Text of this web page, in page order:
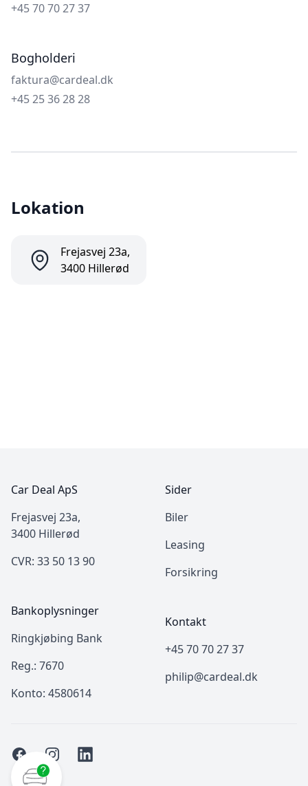
+45 70 70 27 37
Bogholderi
faktura@cardeal.dk
+45 25 36 28 28
Lokation
Frejasvej 23a,
3400 Hillerød
Car Deal ApS
Frejasvej 23a,
3400 Hillerød
CVR: 33 50 13 90
Bankoplysninger
Ringkjøbing Bank
Reg.: 7670
Konto: 4580614
Sider
Biler
Leasing
Forsikring
Kontakt
+45 70 70 27 37
philip@cardeal.dk
FacebookInstagramLinkedIn